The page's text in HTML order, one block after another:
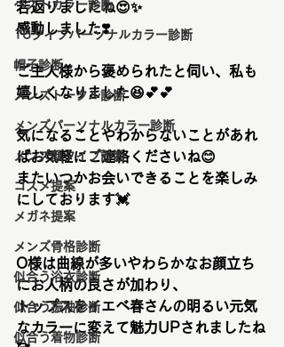
ベストカラー診断
16タイプパーソナルカラー診断
帽子診断
メンズトータル診断
メンズパーソナルカラー診断
メンズ顔タイプ診断
コスメ提案
メガネ提案
メンズ骨格診断
似合う浴衣診断
似合う振袖診断
似合う着物診断
若返りましたね😍✨
感動しました❣️
ご主人様から褒められたと伺い、私も
嬉しくなりました😆💕💕
気になることやわからないことがあれ
ばお気軽にご連絡くださいね😊
またいつかお会いできることを楽しみ
にしております💓
O様は曲線が多いやわらかなお顔立ち
にお人柄の良さが加わり、
トップスをイエベ春さんの明るい元気
なカラーに変えて魅力UPされましたね